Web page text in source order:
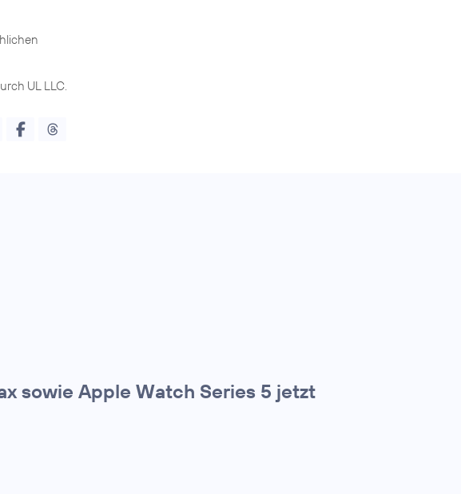
UL LLC.
sowie Apple Watch Series 5 jetzt